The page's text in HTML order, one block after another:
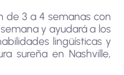
de 3 a 4 semanas con
y ayudará a los
lingüísticas y
sureña en Nashville,